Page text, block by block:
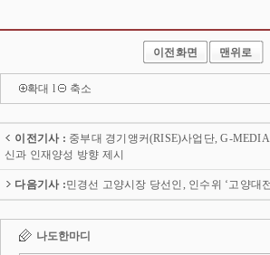
이전화면 맨위로
확대 l 축소
이전기사 : 중부대 경기앵커(RISE)사업단, G-
신과 인재양성 방향 제시
다음기사 :민경선 고양시장 당선인, 인수위 ‘고양대